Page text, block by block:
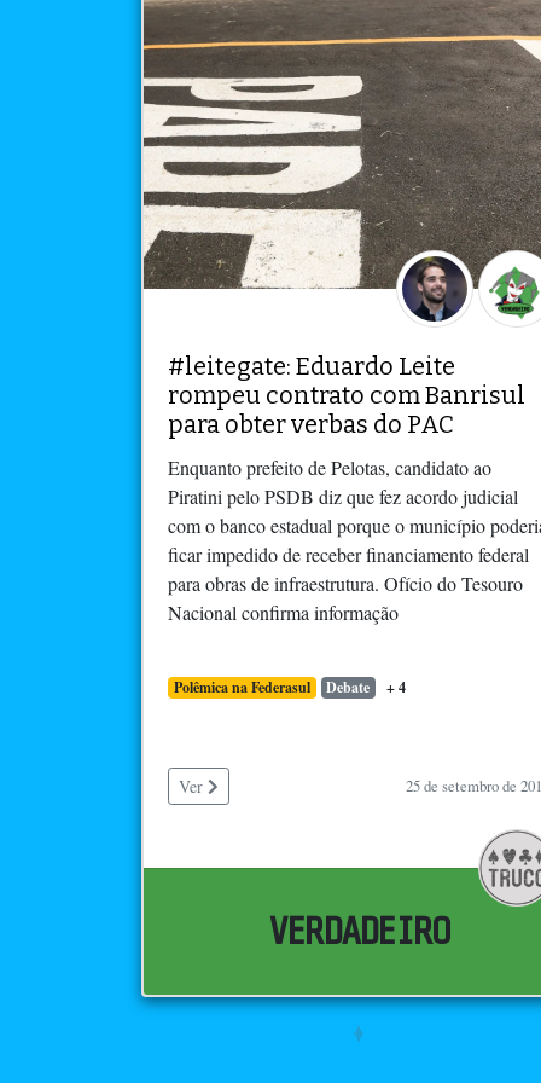
#leitegate: Eduardo Leite
rompeu contrato com Banrisul
para obter verbas do PAC
Enquanto prefeito de Pelotas, candidato ao
Piratini pelo PSDB diz que fez acordo judicial
com o banco estadual porque o município
ficar impedido de receber financiamento federal
para obras de infraestrutura. Ofício do Tesouro
Nacional confirma informação
Polêmica na Federasul Debate + 4
Ver 25 de setembro de
VERDADEIRO